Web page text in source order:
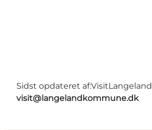
Sidst opdateret af:VisitLangeland
visit@langelandkommune.dk